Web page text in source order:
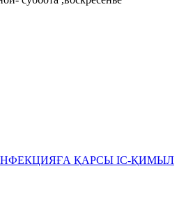
ҚАРСЫ ІС-ҚИМЫЛ